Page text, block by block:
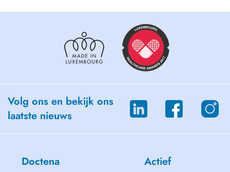
Volg ons en bekijk ons
laatste nieuws
Doctena Actief